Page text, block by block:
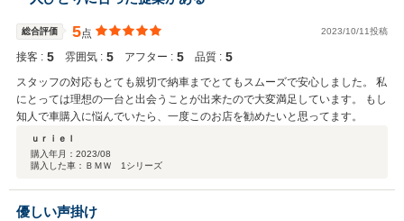
総合評価 5点 2023/10/11投稿
接客 : 5 雰囲気 : 5 アフター : 5 品質 : 5
スタッフの対応もとても親切で納車までとてもスムーズで安心しました。 私
にとっては理想の一台と出会うことが出来たので大変満足しています。 もし
知人で車購入に悩んでいたら、一度このお店を勧めたいと思ってます。
ｕｒｉｅｌ
購入年月： 2023/08
購入した車：ＢＭＷ 1シリーズ
優しい声掛け